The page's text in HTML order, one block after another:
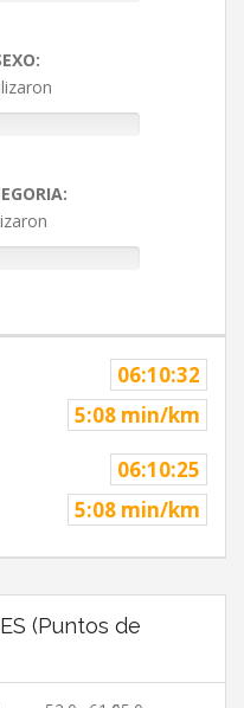
06:10:32
5:08 min/km
06:10:25
5:08 min/km
(Puntos de